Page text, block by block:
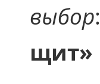
выбор:
щит»